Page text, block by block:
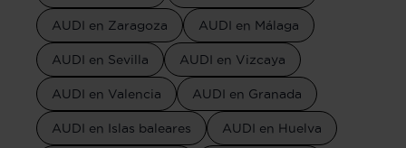
AUDI en Zaragoza AUDI en Málaga
AUDI en Sevilla AUDI en Vizcaya
AUDI en Valencia AUDI en Granada
AUDI en Islas baleares AUDI en Huelva